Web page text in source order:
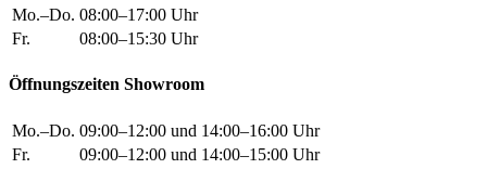
Mo.–Do. 08:00–17:00 Uhr
Fr.
08:00–15:30 Uhr
Öffnungszeiten Showroom
Mo.–Do. 09:00–12:00 und 14:00–16:00 Uhr
Fr.
09:00–12:00 und 14:00–15:00 Uhr